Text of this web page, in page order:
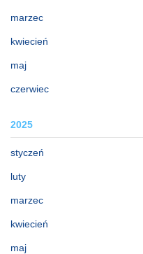
marzec
kwiecień
maj
czerwiec
2025
styczeń
luty
marzec
kwiecień
maj